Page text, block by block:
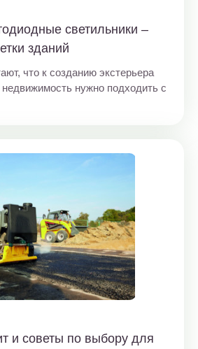
светильники –
зданий
что к созданию экстерьера
нужно подходить с
и советы по выбору для